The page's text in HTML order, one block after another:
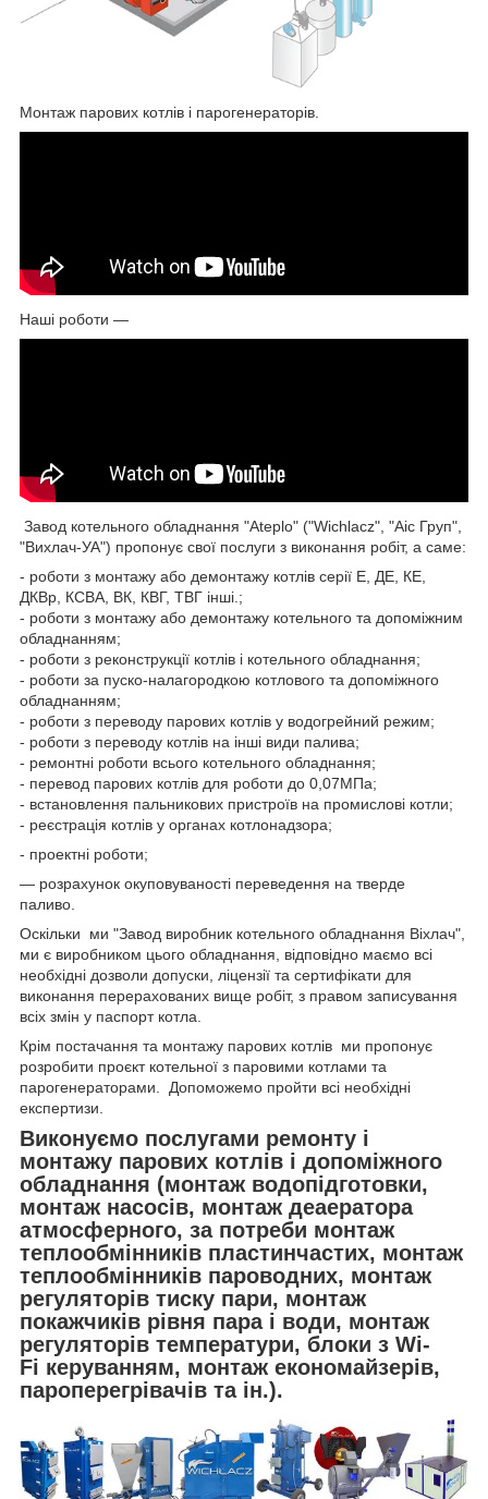
Монтаж парових котлів і парогенераторів.
Наші роботи —
Завод котельного обладнання "Ateplo" ("Wichlacz", "Аіс Груп",
"Вихлач-УА") пропонує свої послуги з виконання робіт, а саме:
- роботи з монтажу або демонтажу котлів серії Е, ДЕ, КЕ,
ДКВр, КСВА, ВК, КВГ, ТВГ інші.;
- роботи з монтажу або демонтажу котельного та допоміжним
обладнанням;
- роботи з реконструкції котлів і котельного обладнання;
- роботи за пуско-налагородкою котлового та допоміжного
обладнанням;
- роботи з переводу парових котлів у водогрейний режим;
- роботи з переводу котлів на інші види палива;
- ремонтні роботи всього котельного обладнання;
- перевод парових котлів для роботи до 0,07МПа;
- встановлення пальникових пристроїв на промислові котли;
- реєстрація котлів у органах котлонадзора;
- проектні роботи;
— розрахунок окуповуваності переведення на тверде
паливо.
Оскільки ми "Завод виробник котельного обладнання Віхлач",
ми є виробником цього обладнання, відповідно маємо всі
необхідні дозволи допуски, ліцензії та сертифікати для
виконання перерахованих вище робіт, з правом записування
всіх змін у паспорт котла.
Крім постачання та монтажу парових котлів ми пропонує
розробити проєкт котельної з паровими котлами та
парогенераторами. Допоможемо пройти всі необхідні
експертизи.
Виконуємо послугами ремонту і
монтажу парових котлів і допоміжного
обладнання (монтаж водопідготовки,
монтаж насосів, монтаж деаератора
атмосферного, за потреби монтаж
теплообмінників пластинчастих, монтаж
теплообмінників пароводних, монтаж
регуляторів тиску пари, монтаж
покажчиків рівня пара і води, монтаж
регуляторів температури, блоки з Wi-
Fi керуванням, монтаж економайзерів,
пароперегрівачів та ін.).